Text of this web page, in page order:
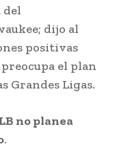
del
dijo al
positivas
el plan
Grandes Ligas.
no planea
.